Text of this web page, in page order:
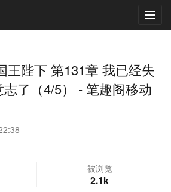
王陛下 第131章 我已经失
了（4/5） - 笔趣阁移动
被浏览
2.1k